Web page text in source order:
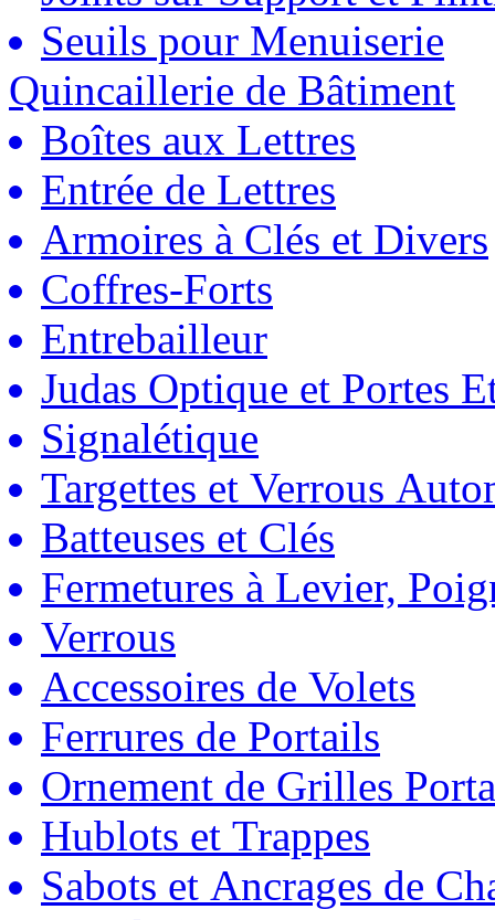
Seuils pour Menuiserie
Quincaillerie de Bâtiment
Boîtes aux Lettres
Entrée de Lettres
Armoires à Clés et Divers
Coffres-Forts
Entrebailleur
Judas Optique et Portes
Signalétique
Targettes et Verrous
Batteuses et Clés
Fermetures à Levier,
Verrous
Accessoires de Volets
Ferrures de Portails
Ornement de Grilles
Hublots et Trappes
Sabots et Ancrages de